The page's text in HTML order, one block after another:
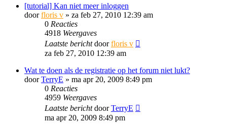
[tutorial] Kan niet meer inloggen
doorfloris v » za feb 27, 2010 12:39 am
0 Reacties
4918 Weergaves
Laatste berichtdoorfloris v
za feb 27, 2010 12:39 am
Wat te doen als de registratie op het forum niet lukt?
doorTerryE » ma apr 20, 2009 8:49 pm
0 Reacties
4959 Weergaves
Laatste berichtdoorTerryE
ma apr 20, 2009 8:49 pm